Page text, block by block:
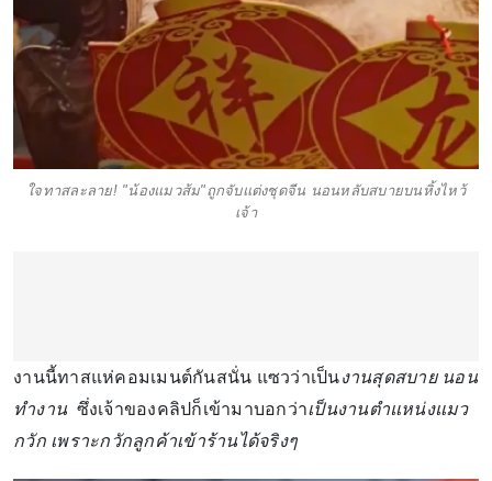
ใจทาสละลาย! "น้องแมวส้ม"ถูกจับแต่งชุดจีน นอนหลับสบายบนหิ้งไหว้
เจ้า
งานนี้ทาสแห่คอมเมนต์กันสนั่น แซวว่าเป็นงานสุดสบาย นอน
ทำงาน ซึ่งเจ้าของคลิปก็เข้ามาบอกว่าเป็นงานตำแหน่งแมว
กวัก เพราะกวักลูกค้าเข้าร้านได้จริงๆ